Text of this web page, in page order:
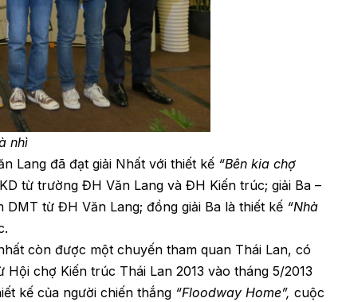
nhì
Lang đã đạt giải Nhất với thiết kế “Bên kia chợ
từ trường ĐH Văn Lang và ĐH Kiến trúc; giải Ba –
DMT từ ĐH Văn Lang; đồng giải Ba là thiết kế “Nhà
còn được một chuyến tham quan Thái Lan, có
chợ Kiến trúc Thái Lan 2013 vào tháng 5/2013
kế của người chiến thắng “Floodway Home”, cuộc